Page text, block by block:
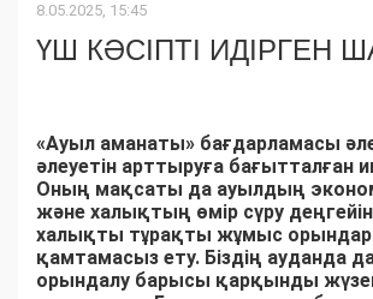
8.05.2025, 15:45
ҮШ КӘСІПТІ ИДІРГЕН
«Ауыл аманаты» бағдарламасы
әлеуетін арттыруға бағытталған
Оның мақсаты да ауылдың
және халықтың өмір сүру
халықты тұрақты жұмыс
қамтамасыз ету. Біздің ауданда
орындалу барысы қарқынды